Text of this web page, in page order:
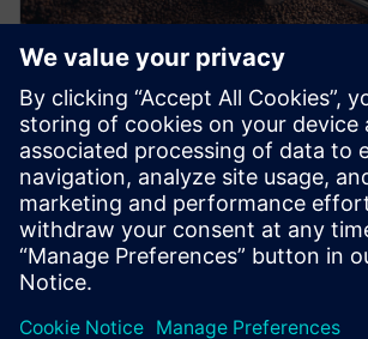
VIDEO
CPR-Herstellung und
Rezepturerstellung
Neue Produktionschargen für den Cold-